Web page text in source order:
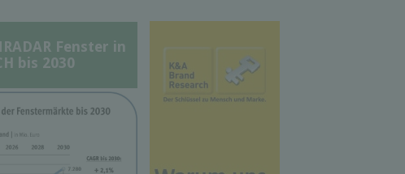
Fenster in
bis 2030